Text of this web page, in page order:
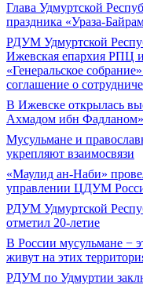
Глава Удмуртской
праздника «Ураза-
РДУМ Удмуртской
Ижевская епархия РПЦ
«Генеральское
соглашение о
В Ижевске открылась
Ахмадом ибн Фадланом»
Мусульмане и
укрепляют взаимосвязи
«Маулид ан-Наби»
управлении ЦДУМ
РДУМ Удмуртской
отметил 20-летие
В России мусульмане −
живут на этих
РДУМ по Удмуртии